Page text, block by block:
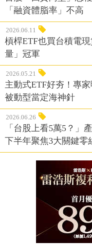
「融資體脂率」不高
2026.06.11
槓桿ETF也買台積電
量」冠軍
2026.05.21
主動式ETF好夯！專
被動型當定海神針
2026.06.26
「台股上看5萬5？」
下半年聚焦3大關鍵零